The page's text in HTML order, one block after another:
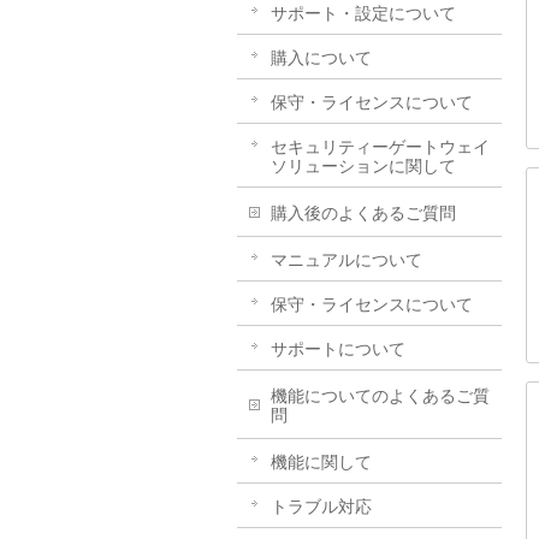
サポート・設定について
購入について
保守・ライセンスについて
セキュリティーゲートウェイ
ソリューションに関して
購入後のよくあるご質問
マニュアルについて
保守・ライセンスについて
サポートについて
機能についてのよくあるご質
問
機能に関して
トラブル対応